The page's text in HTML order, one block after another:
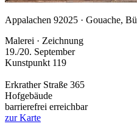
Appalachen 92025 · Gouache,
Malerei · Zeichnung
19./20. September
Kunstpunkt 119
Erkrather Straße 365
Hofgebäude
barrierefrei erreichbar
zur Karte